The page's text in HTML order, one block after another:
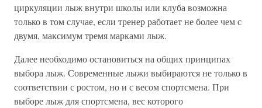
циркуляции лыж внутри школы или клуба возможна
только в том случае, если тренер работает не более чем с
двумя, максимум тремя марками лыж.
Далее необходимо остановиться на общих принципах
выбора лыж. Современные лыжи выбираются не только в
соответствии с ростом, но и с весом спортсмена. При
выборе лыж для спортсмена, вес которого